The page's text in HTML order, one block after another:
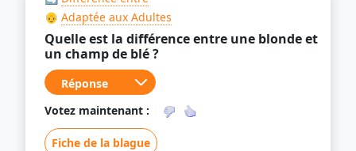
👴 Adaptée aux Adultes
Quelle est la différence entre une blonde et
un champ de blé ?
Votez maintenant :
Fiche de la blague